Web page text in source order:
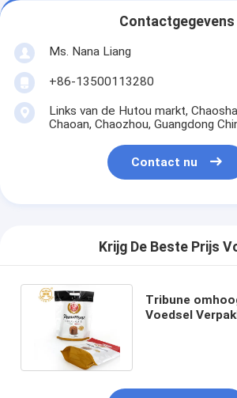
Contactgegevens
Ms. Nana Liang
+86-13500113280
Links van de Hutou markt,
Chaoan, Chaozhou, Guangdong
Contact nu
Krijg De Beste Prijs
Tribune
Voedsel